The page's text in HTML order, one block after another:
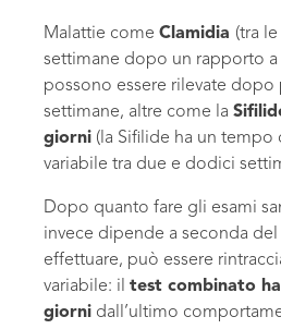
Malattie come Clamidia (tra
settimane dopo un rapporto a
possono essere rilevate dopo
settimane, altre come la
giorni (la Sifilide ha un tempo
variabile tra due e dodici
Dopo quanto fare gli esami
invece dipende a seconda del
effettuare, può essere
variabile: il test combinato
giorni dall’ultimo